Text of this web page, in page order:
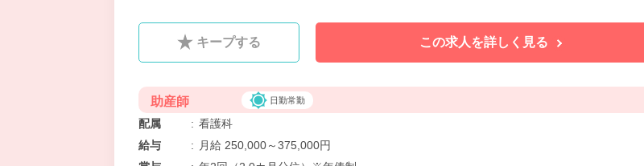
キープする この求人を詳しく見る
助産師 日勤常勤
配属 : 看護科
給与
:
月給 250,000～375,000円